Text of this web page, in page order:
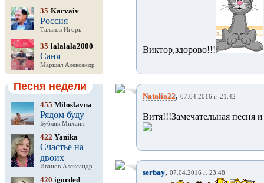
35 Karvaiv
Россия
Тальков Игорь
35 lalalala2000
Саня
Маршал Александр
Песня недели
455 Miloslavna
Рядом буду
Бублик Михаил
422 Yanika
Счастье на
двоих
Иванов Александр
420 igorded
Виктор,здорово!!!
Natalia22, 07.04.2016 г. 21:42
Витя!!!Замечательная песня
serbay, 07.04.2016 г. 23:48